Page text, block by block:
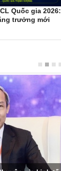
Quốc gia 2026:
trưởng mới